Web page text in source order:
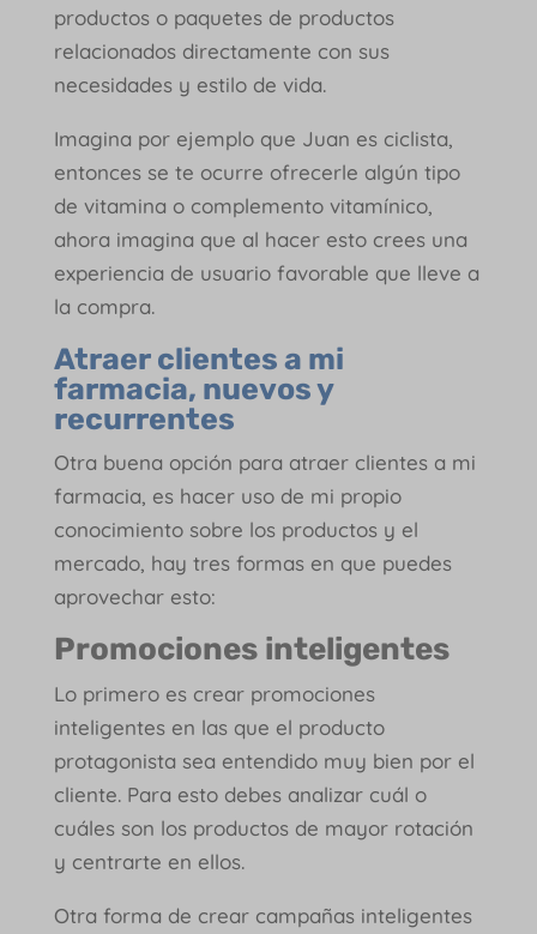
productos o paquetes de productos
relacionados directamente con sus
necesidades y estilo de vida.
Imagina por ejemplo que Juan es ciclista,
entonces se te ocurre ofrecerle algún tipo
de vitamina o complemento vitamínico,
ahora imagina que al hacer esto crees una
experiencia de usuario favorable que lleve a
la compra.
Atraer clientes a mi
farmacia, nuevos y
recurrentes
Otra buena opción para atraer clientes a mi
farmacia, es hacer uso de mi propio
conocimiento sobre los productos y el
mercado, hay tres formas en que puedes
aprovechar esto:
Promociones inteligentes
Lo primero es crear promociones
inteligentes en las que el producto
protagonista sea entendido muy bien por el
cliente. Para esto debes analizar cuál o
cuáles son los productos de mayor rotación
y centrarte en ellos.
Otra forma de crear campañas inteligentes